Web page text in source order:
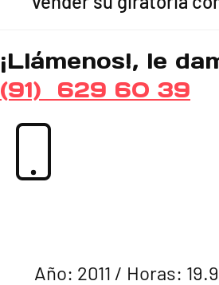
¡Llámenos!, le
(91) 629 60 39
Año: 2011 / Horas: